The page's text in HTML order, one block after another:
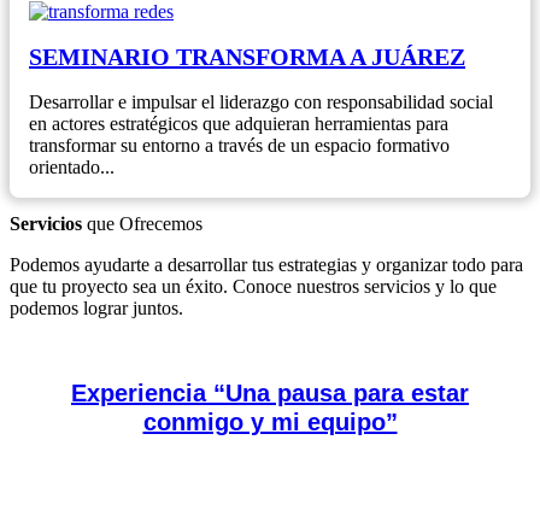
SEMINARIO TRANSFORMA A JUÁREZ
Desarrollar e impulsar el liderazgo con responsabilidad social
en actores estratégicos que adquieran herramientas para
transformar su entorno a través de un espacio formativo
orientado...
Servicios que Ofrecemos
Podemos ayudarte a desarrollar tus estrategias y organizar todo para
que tu proyecto sea un éxito. Conoce nuestros servicios y lo que
podemos lograr juntos.
Experiencia “Una pausa para estar
conmigo y mi equipo”